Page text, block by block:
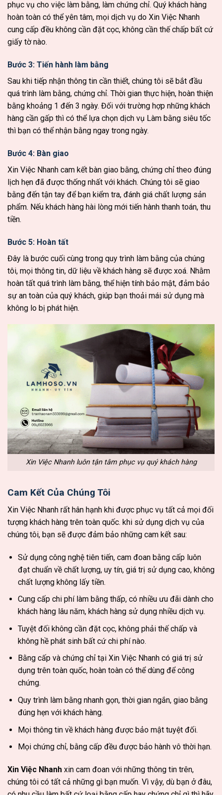
phục vụ cho việc làm bằng, làm chứng chỉ. Quý khách hàng
hoàn toàn có thể yên tâm, mọi dịch vụ do Xin Việc Nhanh
cung cấp đều không cần đặt cọc, không cần thế chấp bất cứ
giấy tờ nào.
Bước 3: Tiến hành làm bằng
Sau khi tiếp nhận thông tin cần thiết, chúng tôi sẽ bắt đầu
quá trình làm bằng, chứng chỉ. Thời gian thực hiện, hoàn thiện
bằng khoảng 1 đến 3 ngày. Đối với trường hợp những khách
hàng cần gấp thì có thể lựa chọn dịch vụ Làm bằng siêu tốc
thì bạn có thể nhận bằng ngay trong ngày.
Bước 4: Bàn giao
Xin Việc Nhanh cam kết bàn giao bằng, chứng chỉ theo đúng
lịch hẹn đã được thống nhất với khách. Chúng tôi sẽ giao
bằng đến tận tay để bạn kiểm tra, đánh giá chất lượng sản
phẩm. Nếu khách hàng hài lòng mới tiến hành thanh toán, thu
tiền.
Bước 5: Hoàn tất
Đây là bước cuối cùng trong quy trình làm bằng của chúng
tôi, mọi thông tin, dữ liệu về khách hàng sẽ được xoá. Nhằm
hoàn tất quá trình làm bằng, thể hiện tính bảo mật, đảm bảo
sự an toàn của quý khách, giúp bạn thoải mái sử dụng mà
không lo bị phát hiện.
Xin Việc Nhanh luôn tận tâm phục vụ quý khách hàng
Cam Kết Của Chúng Tôi
Xin Việc Nhanh rất hân hạnh khi được phục vụ tất cả mọi đối
tượng khách hàng trên toàn quốc. khi sử dụng dịch vụ của
chúng tôi, bạn sẽ được đảm bảo những cam kết sau:
Sử dụng công nghệ tiên tiến, cam đoan bằng cấp luôn
đạt chuẩn về chất lượng, uy tín, giá trị sử dụng cao, không
chất lượng không lấy tiền.
Cung cấp chi phí làm bằng thấp, có nhiều ưu đãi dành cho
khách hàng lâu năm, khách hàng sử dụng nhiều dịch vụ.
Tuyệt đối không cần đặt cọc, không phải thế chấp và
không hề phát sinh bất cứ chi phí nào.
Bằng cấp và chứng chỉ tại Xin Việc Nhanh có giá trị sử
dụng trên toàn quốc, hoàn toàn có thể dùng để công
chứng.
Quy trình làm bằng nhanh gọn, thời gian ngắn, giao bằng
đúng hẹn với khách hàng.
Mọi thông tin về khách hàng được bảo mật tuyệt đối.
Mọi chứng chỉ, bằng cấp đều được bảo hành vô thời hạn.
Xin Việc Nhanh xin cam đoan với những thông tin trên,
chúng tôi có tất cả những gì bạn muốn. Vì vậy, dù bạn ở đâu,